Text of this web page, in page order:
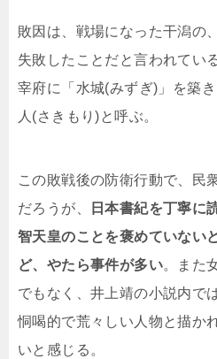
敗因は、戦場になった干潟の
失敗したことだと言われてい
宰府に「水城(みずぎ)」を築
人(さきもり)と呼ぶ。
この敗戦後の防衛行動で、民
だろうが、
日本書紀を丁寧に
智天皇のことを褒めていない
ど、やたら事件が多い。また
でもなく、井上靖の小説内で
恫喝的で荒々しい人物と描か
いと感じる。